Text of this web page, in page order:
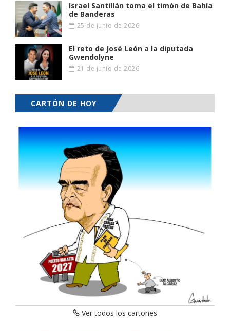
Israel Santillán toma el timón de Bahía
de Banderas
25 de junio de 2026
El reto de José León a la diputada
Gwendolyne
21 de junio de 2026
CARTÓN DE HOY
Ver todos los cartones